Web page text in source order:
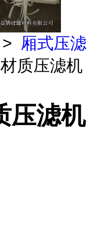
> 厢式压滤
质压滤机
压滤机